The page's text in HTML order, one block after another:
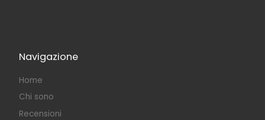
Navigazione
Home
Chi sono
Recensioni